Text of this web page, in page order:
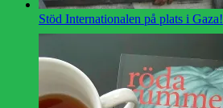
Stöd Internationalen på plats i Gaza!